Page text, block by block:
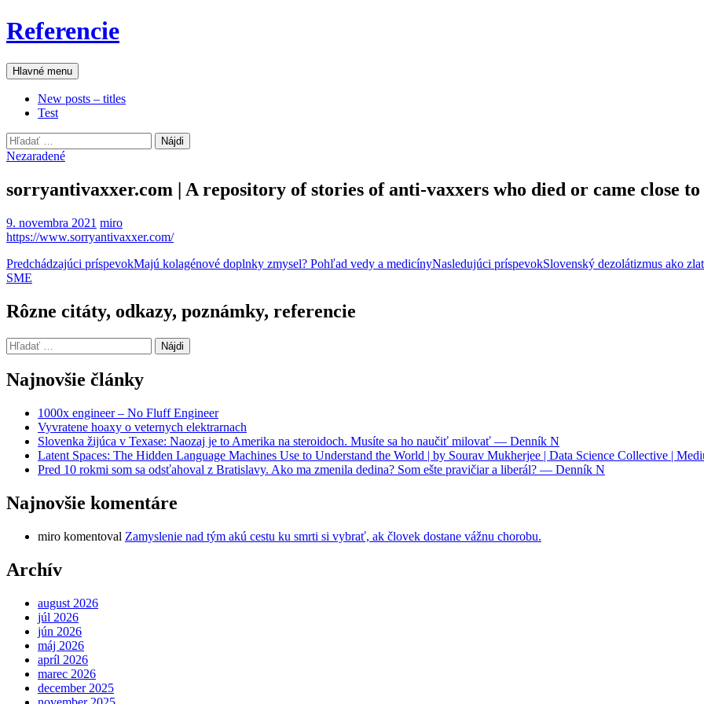
Preskočiť
na
Referencie
Hľadať
Hlavné menu
New posts – titles
Test
Hľadať:
Nezaradené
sorryantivaxxer.com | A repository of stories of anti-vaxxers who died or came close
9. novembra 2021 miro
https://www.sorryantivaxxer.com/
Navigácia
článkami
Predchádzajúci príspevokMajú kolagénové doplnky zmysel? Pohľad vedy a medicínyNasledujúci príspevokSlovenský dezolátizmus ako
SME
Rôzne citáty, odkazy, poznámky, referencie
Hľadať:
Najnovšie články
1000x engineer – No Fluff Engineer
Vyvratene hoaxy o veternych elektrarnach
Slovenka žijúca v Texase: Naozaj je to Amerika na steroidoch. Musíte sa ho naučiť milovať — Denník N
Latent Spaces: The Hidden Language Machines Use to Understand the World | by Sourav Mukherjee | Data Science Collective |
Pred 10 rokmi som sa odsťahoval z Bratislavy. Ako ma zmenila dedina? Som ešte pravičiar a liberál? — Denník N
Najnovšie komentáre
miro komentoval Zamyslenie nad tým akú cestu ku smrti si vybrať, ak človek dostane vážnu chorobu.
Archív
august 2026
júl 2026
jún 2026
máj 2026
apríl 2026
marec 2026
december 2025